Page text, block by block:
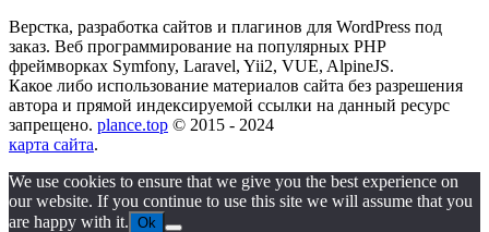
Верстка, разработка сайтов и плагинов для WordPress под
заказ. Веб программирование на популярных PHP
фреймворках Symfony, Laravel, Yii2, VUE, AlpineJS.
Какое либо использование материалов сайта без разрешения
автора и прямой индексируемой ссылки на данный ресурс
запрещено. plance.top © 2015 - 2024
карта сайта.
We use cookies to ensure that we give you the best experience on
our website. If you continue to use this site we will assume that you
are happy with it. Ok